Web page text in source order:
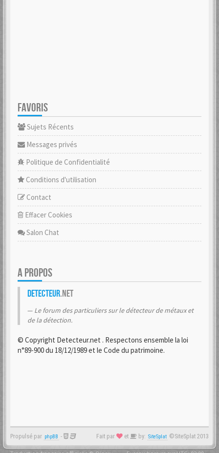
FAVORIS
Sujets Récents
Messages privés
Politique de Confidentialité
Conditions d'utilisation
Contact
Effacer Cookies
Salon Chat
A PROPOS
Detecteur.net
Le forum des particuliers sur le détecteur de métaux et
de la détection.
© Copyright Detecteur.net . Respectons ensemble la loi
n°89-900 du 18/12/1989 et le Code du patrimoine.
Propulsé par phpBB - Fait par et by: SiteSplat ©SiteSplat 2013